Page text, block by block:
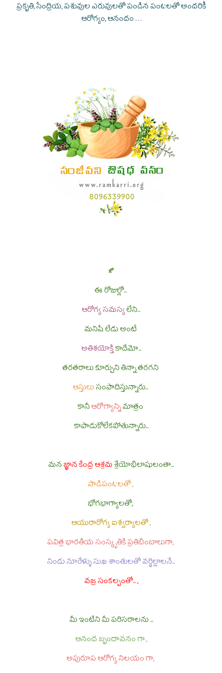
ప్రకృతి, సేంద్రియ, పశువుల ఎరువులతో పండిన పంటలతో అందరికీ
ఆరోగ్యం, ఆనందం . . .
🍂
ఈ రోజుల్లో...
ఆరోగ్య సమస్యలేని...
మనిషి లేడు అంటే
అతిశయోక్తికాదేమో...
తరతరాలు కూర్చుని తిన్నా తరగని
ఆస్తులుసంపాదిస్తున్నారు...
కానీఆరోగ్యాన్నిమాత్రం
కాపాడుకోలేకపోతున్నారు...
మనజ్ఞాన కేంద్ర ఆశ్రమశ్రేయోభిలాషులంతా...
పాడిపంటలతో ,
భోగభాగ్యాలతో,
ఆయురారోగ్య ఐశ్వర్యాలతో ,
పవిత్ర భారతీయ సంస్కృతికి ప్రతిబింబాలుగా,
నిండు నూరేళ్ళు సుఖ శాంతులతో వర్ధిల్లాలనే...
వజ్ర సంకల్పంతో... ,
మీ ఇంటిని మీ పరిసరాలను ...
ఆనంద బృందావనం గా ,
అపురూప ఆరోగ్య నిలయం గా,